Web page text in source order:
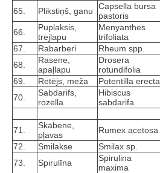
65.
Plikstiņš, ganu
Capsella bursa
pastoris
66.
Puplaksis,
trejlapu
Menyanthes
trifoliata
67.
Rabarberi Rheum spp.
68.
Rasene,
apaļlapu
Drosera
rotundifolia
69.
Retējs, meža Potentilla erecta
70.
Sabdarifs,
rozella
Hibiscus
sabdarifa
71.
Skābene,
pļavas
Rumex acetosa
72.
Smilakse Smilax sp.
73.
Spirulīna
Spirulina
maxima